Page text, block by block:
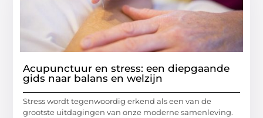
Acupunctuur en stress: een diepgaande
gids naar balans en welzijn
Stress wordt tegenwoordig erkend als een van de
grootste uitdagingen van onze moderne samenleving.